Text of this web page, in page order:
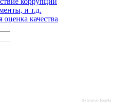
и т.д.
оценка качества
Extension Joomla